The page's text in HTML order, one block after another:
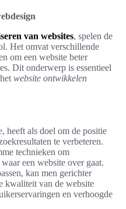
van websites, spelen de
Het omvat verschillende
om een website beter
Dit onderwerp is essentieel
website ontwikkelen
heeft als doel om de positie
te verbeteren.
technieken om
een website over gaat.
kan men gerichter
kwaliteit van de website
en verhoogde